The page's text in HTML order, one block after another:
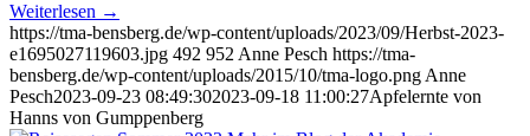
Weiterlesen →
https://tma-bensberg.de/wp-content/uploads/2023/09/Herbst-2023-
e1695027119603.jpg 492 952 Anne Pesch https://tma-
bensberg.de/wp-content/uploads/2015/10/tma-logo.png Anne
Pesch2023-09-23 08:49:302023-09-18 11:00:27Apfelernte von
Hanns von Gumppenberg